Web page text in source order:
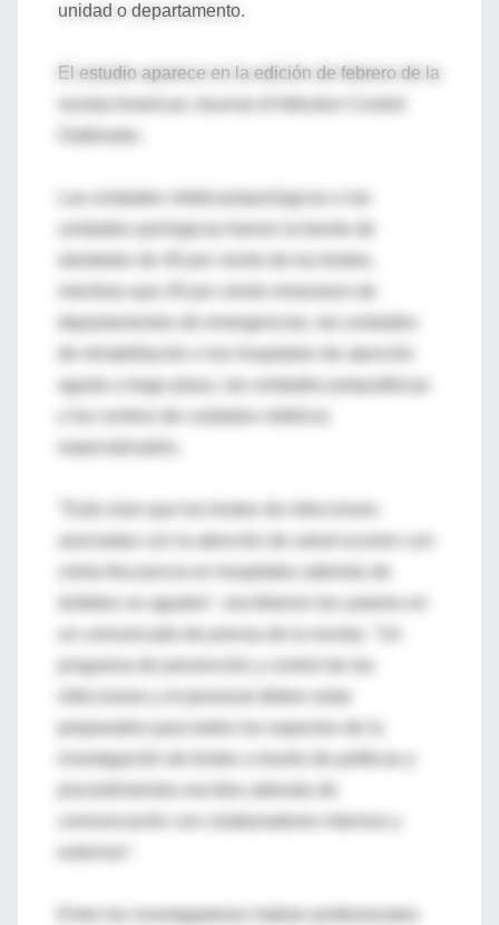
unidad o departamento.
El estudio aparece en la edición de febrero de la
Las unidades médicas/quirúrgicas o las
unidades quirúrgicas fueron la fuente de
departamentos de emergencias, las unidades
aguda a largo plazo, las unidades psiquiátricas
ámbitos no agudos", escribieron los autores en
programa de prevención y control de las
preparados para todos los aspectos de la
investigación de brotes a través de políticas y
Entre los investigadores habían profesionales